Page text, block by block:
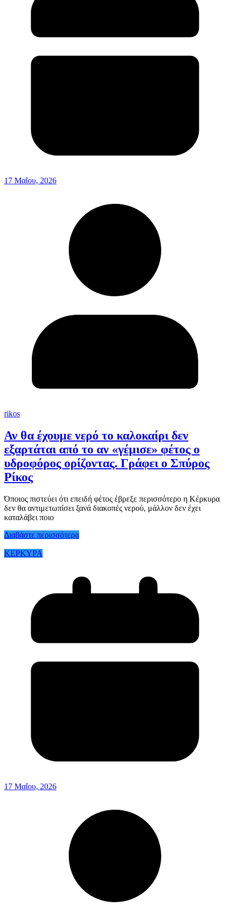
17 Μαΐου, 2026
rikos
Αν θα έχουμε νερό το καλοκαίρι δεν
εξαρτάται από το αν «γέμισε» φέτος ο
υδροφόρος ορίζοντας. Γράφει ο Σπύρος
Ρίκος
Όποιος πιστεύει ότι επειδή φέτος έβρεξε περισσότερο η Κέρκυρα
δεν θα αντιμετωπίσει ξανά διακοπές νερού, μάλλον δεν έχει
καταλάβει ποιο
Διαβάστε περισσότερα
ΚΕΡΚΥΡΑ
17 Μαΐου, 2026